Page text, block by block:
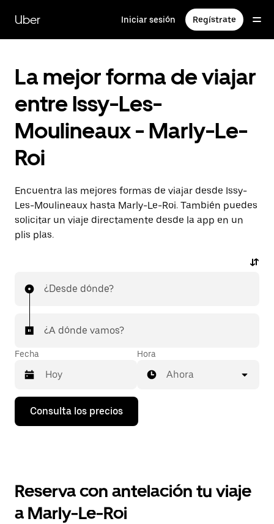
contenido
principal
Uber Iniciar sesión Regístrate
La mejor forma de viajar
entre Issy-Les-
Moulineaux - Marly-Le-
Roi
Encuentra las mejores formas de viajar desde Issy-
Les-Moulineaux hasta Marly-Le-Roi. También puedes
solicitar un viaje directamente desde la app en un
plis plas.
¿Desde dónde?
¿A dónde vamos?
Fecha
Pulsa
flecha
calendario
seleccionar
Hora
Ahora
Consulta los precios
Reserva con antelación tu viaje
a Marly-Le-Roi